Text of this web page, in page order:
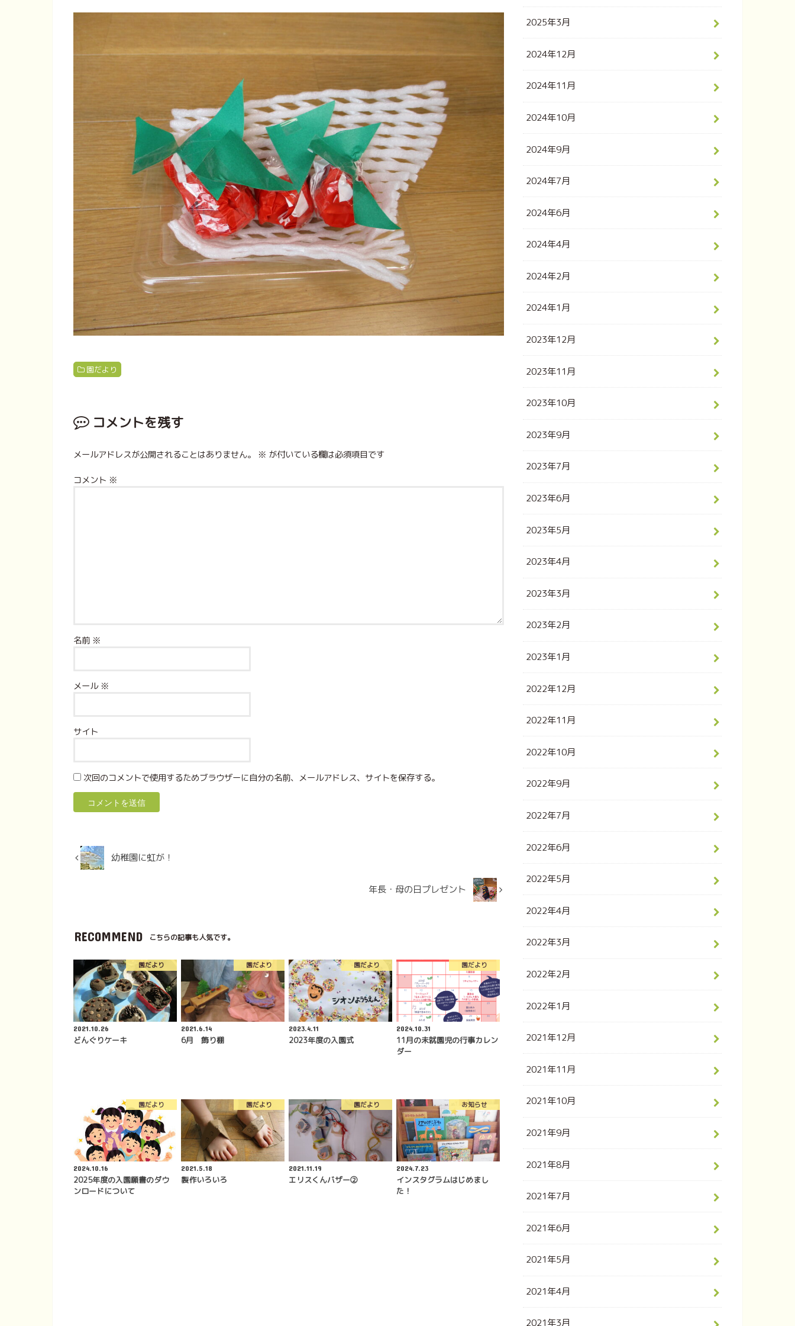
園だより
コメントを残す
メールアドレスが公開されることはありません。 ※ が付いている欄は必須項目です
コメント ※
名前 ※
メール※
サイト
次回のコメントで使用するためブラウザーに自分の名前、メールアドレス、サイトを保存する。
幼稚園に虹が！
年長・母の日プレゼント
RECOMMEND こちらの記事も人気です。
園だより
2021.10.26
どんぐりケーキ
園だより
2021.6.14
6月 飾り棚
園だより
2023.4.11
2023年度の入園式
園だより
2024.10.31
11月の未就園児の行事カレン
ダー
園だより
2024.10.16
2025年度の入園願書のダウ
ンロードについて
園だより
2021.5.18
製作いろいろ
園だより
2021.11.19
エリスくんバザー②
お知らせ
2024.7.23
インスタグラムはじめまし
た！
2025年3月
2024年12月
2024年11月
2024年10月
2024年9月
2024年7月
2024年6月
2024年4月
2024年2月
2024年1月
2023年12月
2023年11月
2023年10月
2023年9月
2023年7月
2023年6月
2023年5月
2023年4月
2023年3月
2023年2月
2023年1月
2022年12月
2022年11月
2022年10月
2022年9月
2022年7月
2022年6月
2022年5月
2022年4月
2022年3月
2022年2月
2022年1月
2021年12月
2021年11月
2021年10月
2021年9月
2021年8月
2021年7月
2021年6月
2021年5月
2021年4月
2021年3月